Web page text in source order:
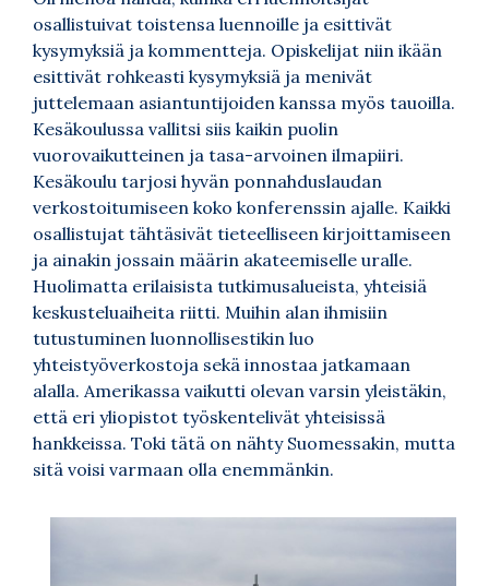
osallistuivat toistensa luennoille ja esittivät
kysymyksiä ja kommentteja. Opiskelijat niin ikään
esittivät rohkeasti kysymyksiä ja menivät
juttelemaan asiantuntijoiden kanssa myös tauoilla.
Kesäkoulussa vallitsi siis kaikin puolin
vuorovaikutteinen ja tasa-arvoinen ilmapiiri.
Kesäkoulu tarjosi hyvän ponnahduslaudan
verkostoitumiseen koko konferenssin ajalle. Kaikki
osallistujat tähtäsivät tieteelliseen kirjoittamiseen
ja ainakin jossain määrin akateemiselle uralle.
Huolimatta erilaisista tutkimusalueista, yhteisiä
keskusteluaiheita riitti. Muihin alan ihmisiin
tutustuminen luonnollisestikin luo
yhteistyöverkostoja sekä innostaa jatkamaan
alalla. Amerikassa vaikutti olevan varsin yleistäkin,
että eri yliopistot työskentelivät yhteisissä
hankkeissa. Toki tätä on nähty Suomessakin, mutta
sitä voisi varmaan olla enemmänkin.